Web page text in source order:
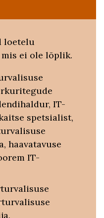
loetelu
ei ole lõplik.
IT-
spetsialist,
haavatavuse
IT-